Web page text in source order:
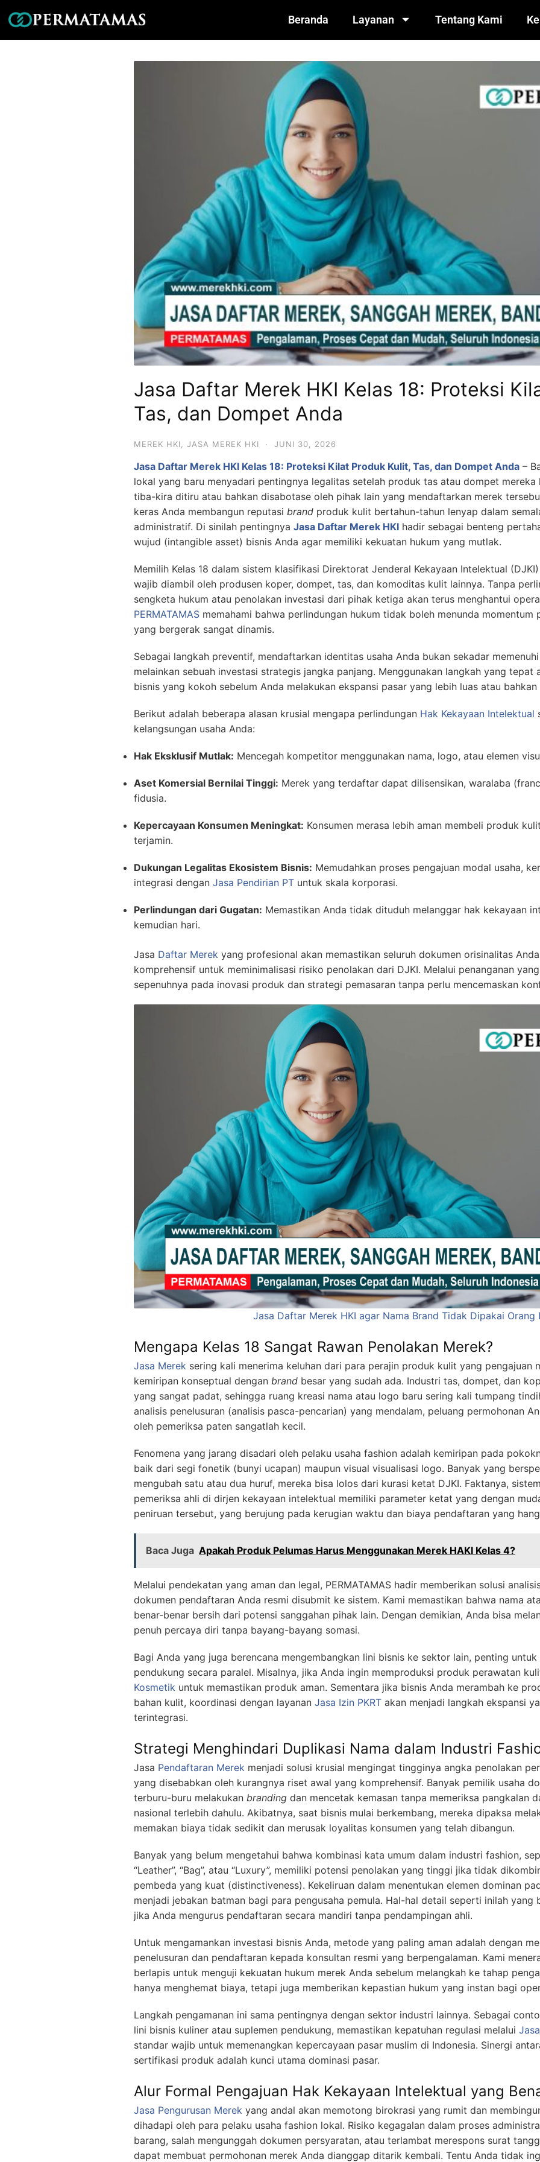
Beranda Layanan Tentang Kami
Jasa Daftar Merek HKI Kelas 18: Proteksi
Tas, dan Dompet Anda
MEREK HKI, JASA MEREK HKI · JUNI 30, 2026
Jasa Daftar Merek HKI Kelas 18: Proteksi Kilat Produk Kulit, Tas, dan Dompet Anda –
lokal yang baru menyadari pentingnya legalitas setelah produk tas atau dompet mereka
tiba-kira ditiru atau bahkan disabotase oleh pihak lain yang mendaftarkan merek
keras Anda membangun reputasi brand produk kulit bertahun-tahun lenyap dalam
administratif. Di sinilah pentingnya Jasa Daftar Merek HKI hadir sebagai benteng
wujud (intangible asset) bisnis Anda agar memiliki kekuatan hukum yang mutlak.
Memilih Kelas 18 dalam sistem klasifikasi Direktorat Jenderal Kekayaan Intelektual
wajib diambil oleh produsen koper, dompet, tas, dan komoditas kulit lainnya. Tanpa
sengketa hukum atau penolakan investasi dari pihak ketiga akan terus menghantui
PERMATAMAS memahami bahwa perlindungan hukum tidak boleh menunda
yang bergerak sangat dinamis.
Sebagai langkah preventif, mendaftarkan identitas usaha Anda bukan sekadar
melainkan sebuah investasi strategis jangka panjang. Menggunakan langkah yang tepat
bisnis yang kokoh sebelum Anda melakukan ekspansi pasar yang lebih luas atau
Berikut adalah beberapa alasan krusial mengapa perlindungan Hak Kekayaan Intelektual
kelangsungan usaha Anda:
Hak Eksklusif Mutlak: Mencegah kompetitor menggunakan nama, logo, atau elemen
Aset Komersial Bernilai Tinggi: Merek yang terdaftar dapat dilisensikan, waralaba
fidusia.
Kepercayaan Konsumen Meningkat: Konsumen merasa lebih aman membeli produk
terjamin.
Dukungan Legalitas Ekosistem Bisnis: Memudahkan proses pengajuan modal usaha,
integrasi dengan Jasa Pendirian PT untuk skala korporasi.
Perlindungan dari Gugatan: Memastikan Anda tidak dituduh melanggar hak kekayaan
kemudian hari.
Jasa Daftar Merek yang profesional akan memastikan seluruh dokumen orisinalitas
komprehensif untuk meminimalisasi risiko penolakan dari DJKI. Melalui penanganan
sepenuhnya pada inovasi produk dan strategi pemasaran tanpa perlu mencemaskan
Jasa Daftar Merek HKI agar Nama Brand Tidak Dipakai Orang
Mengapa Kelas 18 Sangat Rawan Penolakan Merek?
Jasa Merek sering kali menerima keluhan dari para perajin produk kulit yang pengajuan
kemiripan konseptual dengan brand besar yang sudah ada. Industri tas, dompet, dan
yang sangat padat, sehingga ruang kreasi nama atau logo baru sering kali tumpang
analisis penelusuran (analisis pasca-pencarian) yang mendalam, peluang permohonan
oleh pemeriksa paten sangatlah kecil.
Fenomena yang jarang disadari oleh pelaku usaha fashion adalah kemiripan pada
baik dari segi fonetik (bunyi ucapan) maupun visual visualisasi logo. Banyak yang
mengubah satu atau dua huruf, mereka bisa lolos dari kurasi ketat DJKI. Faktanya,
pemeriksa ahli di dirjen kekayaan intelektual memiliki parameter ketat yang dengan
peniruan tersebut, yang berujung pada kerugian waktu dan biaya pendaftaran yang
Baca Juga Apakah Produk Pelumas Harus Menggunakan Merek HAKI Kelas 4?
Melalui pendekatan yang aman dan legal, PERMATAMAS hadir memberikan solusi
dokumen pendaftaran Anda resmi disubmit ke sistem. Kami memastikan bahwa nama
benar-benar bersih dari potensi sanggahan pihak lain. Dengan demikian, Anda bisa
penuh percaya diri tanpa bayang-bayang somasi.
Bagi Anda yang juga berencana mengembangkan lini bisnis ke sektor lain, penting
pendukung secara paralel. Misalnya, jika Anda ingin memproduksi produk perawatan
Kosmetik untuk memastikan produk aman. Sementara jika bisnis Anda merambah ke
bahan kulit, koordinasi dengan layanan Jasa Izin PKRT akan menjadi langkah ekspansi
terintegrasi.
Strategi Menghindari Duplikasi Nama dalam Industri
Jasa Pendaftaran Merek menjadi solusi krusial mengingat tingginya angka penolakan
yang disebabkan oleh kurangnya riset awal yang komprehensif. Banyak pemilik usaha
terburu-buru melakukan branding dan mencetak kemasan tanpa memeriksa pangkalan
nasional terlebih dahulu. Akibatnya, saat bisnis mulai berkembang, mereka dipaksa
memakan biaya tidak sedikit dan merusak loyalitas konsumen yang telah dibangun.
Banyak yang belum mengetahui bahwa kombinasi kata umum dalam industri fashion,
“Leather”, “Bag”, atau “Luxury”, memiliki potensi penolakan yang tinggi jika tidak
pembeda yang kuat (distinctiveness). Kekeliruan dalam menentukan elemen dominan
menjadi jebakan batman bagi para pengusaha pemula. Hal-hal detail seperti inilah yang
jika Anda mengurus pendaftaran secara mandiri tanpa pendampingan ahli.
Untuk mengamankan investasi bisnis Anda, metode yang paling aman adalah dengan
penelusuran dan pendaftaran kepada konsultan resmi yang berpengalaman. Kami
berlapis untuk menguji kekuatan hukum merek Anda sebelum melangkah ke tahap
hanya menghemat biaya, tetapi juga memberikan kepastian hukum yang instan bagi
Langkah pengamanan ini sama pentingnya dengan sektor industri lainnya. Sebagai
lini bisnis kuliner atau suplemen pendukung, memastikan kepatuhan regulasi melalui
standar wajib untuk memenangkan kepercayaan pasar muslim di Indonesia. Sinergi
sertifikasi produk adalah kunci utama dominasi pasar.
Alur Formal Pengajuan Hak Kekayaan Intelektual yang
Jasa Pengurusan Merek yang andal akan memotong birokrasi yang rumit dan
dihadapi oleh para pelaku usaha fashion lokal. Risiko kegagalan dalam proses
barang, salah mengunggah dokumen persyaratan, atau terlambat merespons surat
dapat membuat permohonan merek Anda dianggap ditarik kembali. Tentu Anda tidak